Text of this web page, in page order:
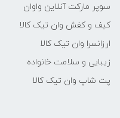
سوپر مارکت آنلاین واوان
کیف و کفش وان تیک کالا
ارزانسرا وان تیک کالا
زیبایی و سلامت خانواده
پت شاپ وان تیک کالا